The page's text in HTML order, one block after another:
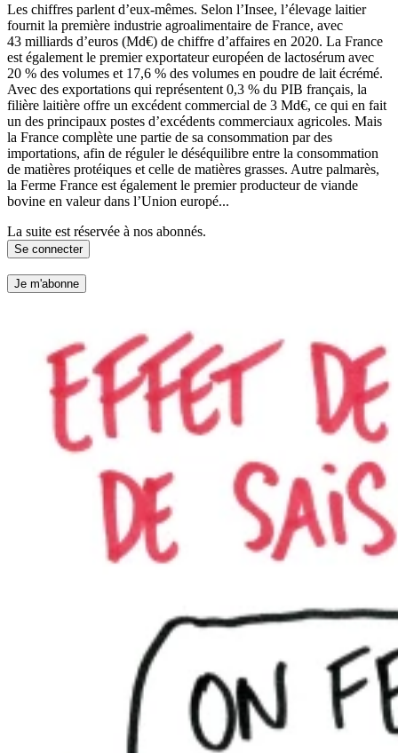
Les chiffres parlent d’eux-mêmes. Selon l’Insee, l’élevage laitier
fournit la première industrie agroalimentaire de France, avec
43 milliards d’euros (Md€) de chiffre d’affaires en 2020. La France
est également le premier exportateur européen de lactosérum avec
20 % des volumes et 17,6 % des volumes en poudre de lait écrémé.
Avec des exportations qui représentent 0,3 % du PIB français, la
filière laitière offre un excédent commercial de 3 Md€, ce qui en fait
un des principaux postes d’excédents commerciaux agricoles. Mais
la France complète une partie de sa consommation par des
importations, afin de réguler le déséquilibre entre la consommation
de matières protéiques et celle de matières grasses. Autre palmarès,
la Ferme France est également le premier producteur de viande
bovine en valeur dans l’Union europé...
La suite est réservée à nos abonnés.
Se connecter
Je m'abonne